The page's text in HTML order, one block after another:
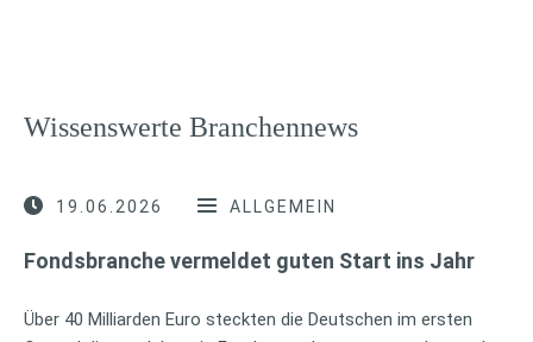
Wissenswerte Branchennews
19.06.2026 ALLGEMEIN
Fondsbranche vermeldet guten Start ins Jahr
Über 40 Milliarden Euro steckten die Deutschen im ersten